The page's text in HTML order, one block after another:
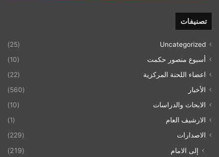
تصنيفات
Uncategorized
(25)
أسبوع منصور حكمت
(10)
اعضاء اللحنة المركزية
(22)
الأخبار
(560)
الابحاث والدراسات
(10)
الارشيف العام
(1)
الاصدارات
(229)
إلى الامام
(219)